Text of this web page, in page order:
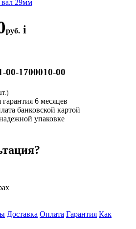
руб. i
00-1700010-00
6 месяцев
банковской картой
упаковке
Доставка Оплата Гарантия Как